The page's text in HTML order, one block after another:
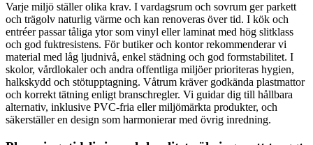
Varje miljö ställer olika krav. I vardagsrum och sovrum ger parkett
och trägolv naturlig värme och kan renoveras över tid. I kök och
entréer passar tåliga ytor som vinyl eller laminat med hög slitklass
och god fuktresistens. För butiker och kontor rekommenderar vi
material med låg ljudnivå, enkel städning och god formstabilitet. I
skolor, vårdlokaler och andra offentliga miljöer prioriteras hygien,
halkskydd och stötupptagning. Våtrum kräver godkända plastmattor
och korrekt tätning enligt branschregler. Vi guidar dig till hållbara
alternativ, inklusive PVC-fria eller miljömärkta produkter, och
säkerställer en design som harmonierar med övrig inredning.